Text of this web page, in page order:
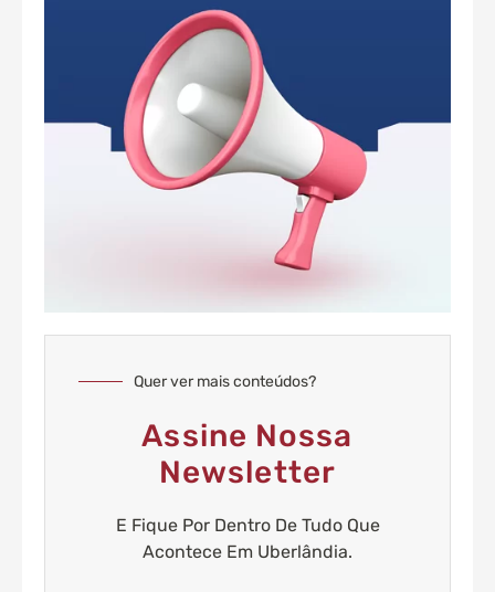
Quer ver mais conteúdos?
Assine Nossa
Newsletter
E Fique Por Dentro De Tudo Que
Acontece Em Uberlândia.